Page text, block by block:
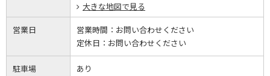
大きな地図で見る
営業日 営業時間： お問い合わせください
定休日： お問い合わせください
駐車場 あり